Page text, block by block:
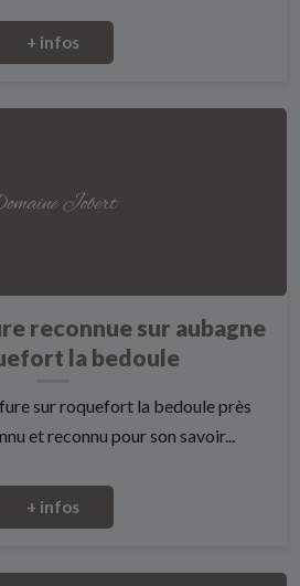
+ infos
reconnue sur aubagne
la bedoule
sur roquefort la bedoule près
et reconnu pour son savoir...
+ infos